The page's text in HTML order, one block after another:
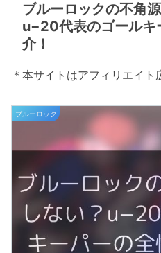
ブルーロックの不角
u−20代表のゴールキ
介！
＊本サイトはアフィリエイト
ブルーロック